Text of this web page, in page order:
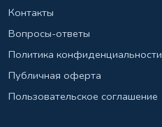
Контакты
Вопросы-ответы
Политика конфиденциальности
Публичная оферта
Пользовательское соглашение